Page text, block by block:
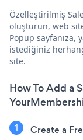
Özelleştirilmiş
oluşturun, web
Popup sayfanıza,
istediğiniz
site.
How To Add a
Create a